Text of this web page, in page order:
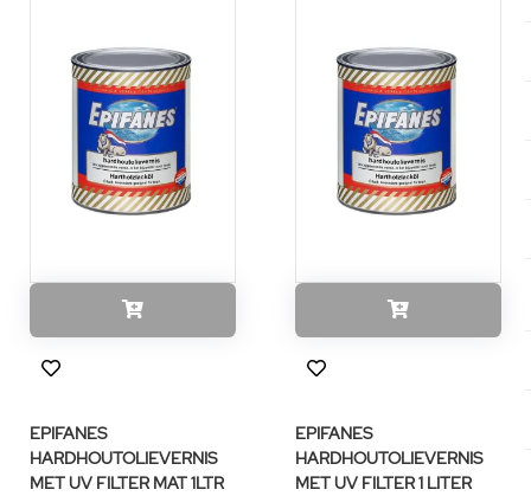
EPIFANES
HARDHOUTOLIEVERNIS
MET UV FILTER MAT 1LTR
EPIFANES
HARDHOUTOLIEVERNIS
MET UV FILTER 1 LITER